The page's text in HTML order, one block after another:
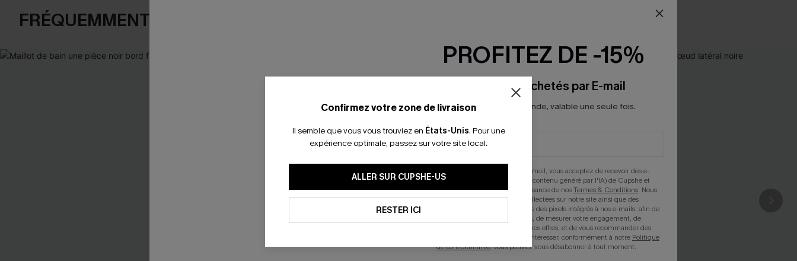
FRÉQUEMMENT ACHETÉS ENSEMBLE
Confirmez votre zone de livraison
Il semble que vous vous trouviez en États-Unis. Pour une
expérience optimale, passez sur votre site local.
ALLER SUR CUPSHE-US
RESTER ICI
PROFITEZ DE -15%
-15% dès 2 Achetés par E-mail
*Un code par commande, valable une seule fois.
En soumettant votre adresse e-mail, vous acceptez de recevoir des e-
mails marketing (y compris du contenu généré par l'IA) de Cupshe et
reconnaissez avoir pris connaissance de nosTermes & Conditions. Nous
pouvons utiliser les données collectées sur notre site ainsi que des
technologies de suivi, telles que des pixels intégrés à nos e-mails, afin de
savoir si ceux-ci ont été ouverts, de mesurer votre engagement, de
personnaliser nos contenus et nos offres, et de vous recommander des
produits susceptibles de vous intéresser, conformément à notre Politique
de confidentialité. Vous pouvez vous désabonner à tout moment.